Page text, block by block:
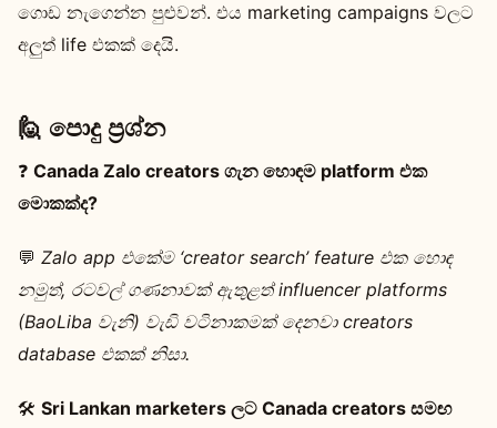
ගොඩ නැගෙන්න පුළුවන්. එය marketing campaigns වලට
අලුත් life එකක් දෙයි.
🙋 පොදු ප්‍රශ්න
❓ Canada Zalo creators ගැන හොඳම platform එක
මොකක්ද?
💬 Zalo app එකේම ‘creator search’ feature එක හොඳ
නමුත්, රටවල් ගණනාවක් ඇතුළත් influencer platforms
(BaoLiba වැනි) වැඩි වටිනාකමක් දෙනවා creators
database එකක් නිසා.
🛠️ Sri Lankan marketers ලට Canada creators සමඟ